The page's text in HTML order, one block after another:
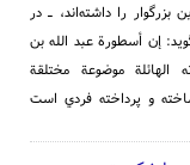
بزرگوار را داشته‌اند، ـ در
إن أسطورة عبد الله بن
موضوعة مختلقة
و پرداخته فردي است